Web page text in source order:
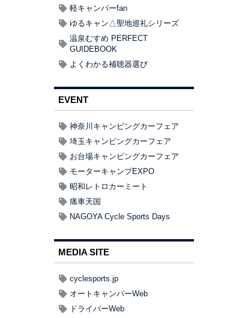
軽キャンパーfan
ゆるキャン△聖地巡礼シリーズ
温泉むすめ PERFECT
GUIDEBOOK
よくわかる補聴器選び
EVENT
神奈川キャンピングカーフェア
埼玉キャンピングカーフェア
お台場キャンピングカーフェア
モーターキャンプEXPO
昭和レトロカーミート
痛車天国
NAGOYA Cycle Sports Days
MEDIA SITE
cyclesports.jp
オートキャンパーWeb
ドライバーWeb